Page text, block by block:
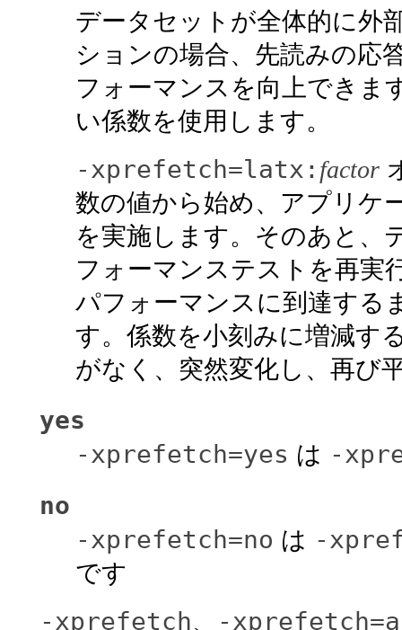
データセットが全体的に外
ションの場合、先読みの応
フォーマンスを向上できま
い係数を使用します。
-xprefetch=latx: factor
数の値から始め、アプリケ
を実施します。そのあと、
フォーマンステストを再実
パフォーマンスに到達する
す。係数を小刻みに増減す
がなく、突然変化し、再び
yes
-xprefetch=yes は -
no
-xprefetch=no は -
です
-xprefetch、 -